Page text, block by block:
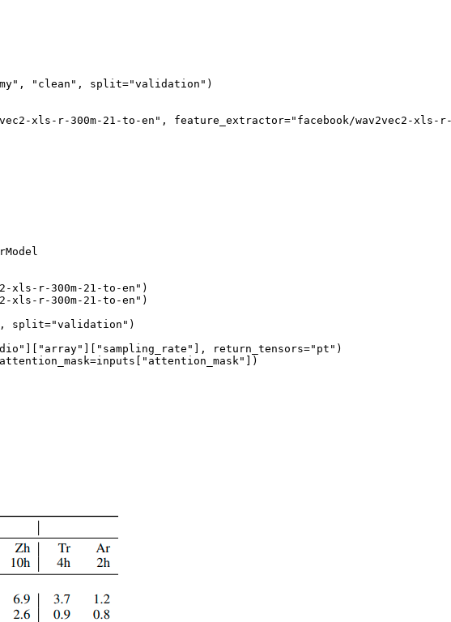
"clean", split="validation")
xls-r-300m-21-to-en", feature_extractor="facebook/wav2vec2-xls-r-
xls-r-300m-21-to-en")
xls-r-300m-21-to-en")
split="validation")
return_tensors="pt")